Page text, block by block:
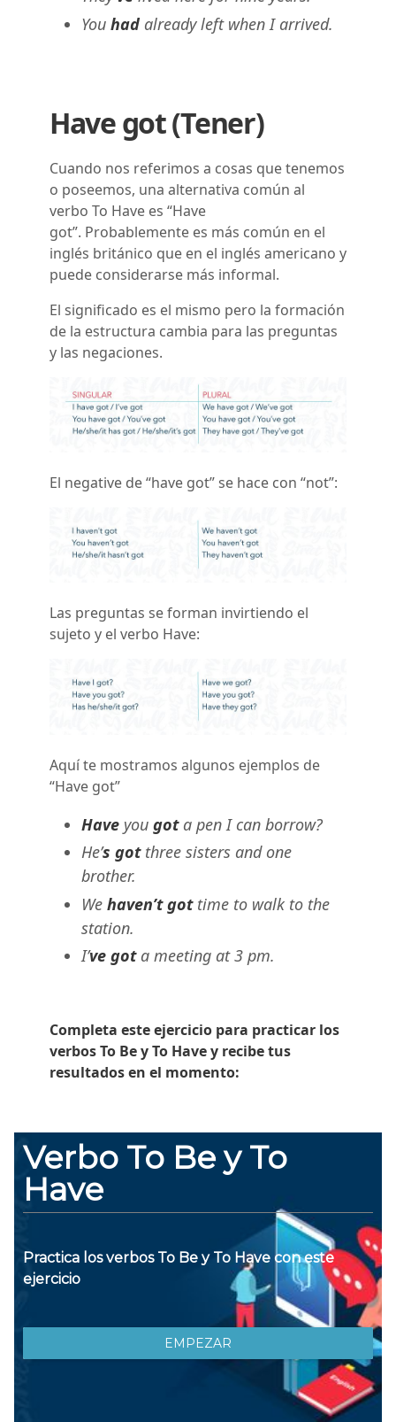
You had already left when I arrived.
Have got (Tener)
Cuando nos referimos a cosas que tenemos
o poseemos, una alternativa común al
verbo To Have es “Have
got”. Probablemente es más común en el
inglés británico que en el inglés americano y
puede considerarse más informal.
El significado es el mismo pero la formación
de la estructura cambia para las preguntas
y las negaciones.
El negative de “have got” se hace con “not”:
Las preguntas se forman invirtiendo el
sujeto y el verbo Have:
Aquí te mostramos algunos ejemplos de
“Have got”
Have you got a pen I can borrow?
He’s gotthree sisters and one
brother.
We haven’t gottime to walk to the
station.
I’ve gota meeting at 3 pm.
Completa este ejercicio para practicar los
verbos To Be y To Have y recibe tus
resultados en el momento: